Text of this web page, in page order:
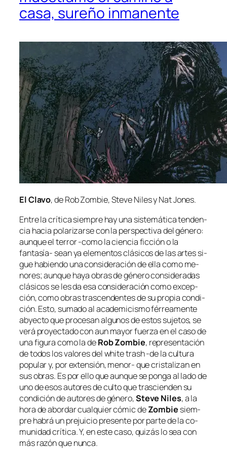
casa, sureño inmanente
El Clavo, de Rob Zombie, Steve Niles y Nat Jones.
Entre la crí­ti­ca siem­pre hay una sis­te­má­ti­ca ten­den­
cia ha­cia po­la­ri­zar­se con la pers­pec­ti­va del gé­ne­ro:
aun­que el te­rror ‑co­mo la cien­cia fic­ción o la
fantasía- sean ya ele­men­tos clá­si­cos de las ar­tes si­
gue ha­bien­do una con­si­de­ra­ción de ella co­mo me­
no­res; aun­que ha­ya obras de gé­ne­ro con­si­de­ra­das
clá­si­cos se les da esa con­si­de­ra­ción co­mo ex­cep­
ción, co­mo obras tras­cen­den­tes de su pro­pia con­di­
ción. Esto, su­ma­do al aca­de­mi­cis­mo fé­rrea­men­te
ab­yec­to que pro­ce­san al­gu­nos de es­tos su­je­tos, se
ve­rá pro­yec­ta­do con aun ma­yor fuer­za en el ca­so de
una fi­gu­ra co­mo la deRob Zombie, re­pre­sen­ta­ción
de to­dos los va­lo­res delwhi­te trash‑de la cul­tu­ra
po­pu­lar y, por ex­ten­sión, menor- que cris­ta­li­zan en
sus obras. Es por ello que aun­que se pon­ga al la­do de
uno de esos au­to­res de cul­to quetras­cien­densu
con­di­ción de au­to­res de gé­ne­ro,Steve Niles, a la
ho­ra de abor­dar cual­quier có­mic deZombie siem­
pre ha­brá un pre­jui­cio pre­sen­te por par­te de la co­
mu­ni­dad crí­ti­ca. Y, en es­te ca­so, qui­zás lo sea con
más ra­zón que nunca.